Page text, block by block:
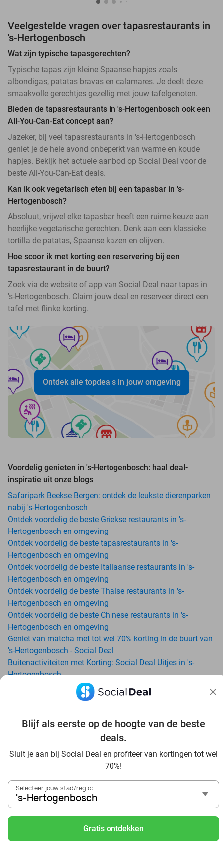
Blijf als eerste op de hoogte van de beste
deals.
Sluit je aan bij Social Deal en profiteer van kortingen tot wel
70%!
Selecteer jouw stad/regio:
's-Hertogenbosch
Gratis ontdekken
Veelgestelde vragen over tapasrestaurants in
's-Hertogenbosch
Wat zijn typische tapasgerechten?
Typische tapas zijn kleine Spaanse hapjes zoals
albondigas, patatas bravas en calamares. Je deelt deze
smaakvolle gerechtjes gezellig met jouw tafelgenoten.
Bieden de tapasrestaurants in 's-Hertogenbosch ook een
All-You-Can-Eat concept aan?
Jazeker, bij veel tapasrestaurants in 's-Hertogenbosch
geniet je de hele avond onbeperkt van warme en koude
hapjes. Bekijk het actuele aanbod op Social Deal voor de
beste All-You-Can-Eat deals.
Kan ik ook vegetarisch eten bij een tapasbar in 's-
Hertogenbosch?
Absoluut, vrijwel elke tapasbar heeft een ruime keuze aan
heerlijke vegetarische gerechten. Denk aan een klassieke
tortilla de patatas, Spaanse kazen en olijven.
Hoe scoor ik met korting een reservering bij een
tapasrestaurant in de buurt?
Zoek via de website of app van Social Deal naar tapas in
's-Hertogenbosch. Claim jouw deal en reserveer direct een
tafel met flinke korting.
Ontdek alle topdeals in jouw omgeving
Voordelig genieten in 's-Hertogenbosch: haal deal-
inspiratie uit onze blogs
Safaripark Beekse Bergen: ontdek de leukste dierenparken
nabij 's-Hertogenbosch
Ontdek voordelig de beste Griekse restaurants in 's-
Hertogenbosch en omgeving
Ontdek voordelig de beste tapasrestaurants in 's-
Hertogenbosch en omgeving
Ontdek voordelig de beste Italiaanse restaurants in 's-
Hertogenbosch en omgeving
Ontdek voordelig de beste Thaise restaurants in 's-
Hertogenbosch en omgeving
Ontdek voordelig de beste Chinese restaurants in 's-
Hertogenbosch en omgeving
Geniet van matcha met tot wel 70% korting in de buurt van
's-Hertogenbosch - Social Deal
Buitenactiviteiten met Korting: Social Deal Uitjes in 's-
Hertogenbosch
Ga voordelig de padelbaan op met Social Deal in de buurt
van 's-Hertogenbosch
met Social Deal
Ontdek voordelig Pilates in 's-Hertogenbosch - Social Deal
Hertogenbosch en omgeving
Voordelig genieten bij Sunparks met korting vanuit 's-
Hertogenbosch
Ervaar de warme sfeer van het Douwe Egberts Café
Met hoge korting naar de zonnebank in 's-Hertogenbosch
Skiën met korting in 's-Hertogenbosch? Ontdek de leukste
skihallen en indoor skibanen
Schaatsen in 's-Hertogenbosch en omgeving